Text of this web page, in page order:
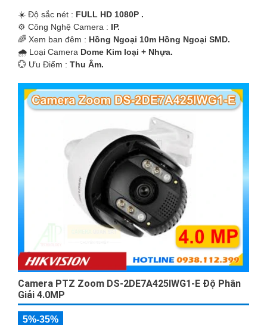
☀️ Độ sắc nét : FULL HD 1080P .
⚙ Công Nghệ Camera : IP.
🌈 Xem ban đêm : Hồng Ngoại 10m Hồng Ngoại SMD.
🌧️ Loại Camera Dome Kim loại + Nhựa.
️💮 Ưu Điểm : Thu Âm.
Camera PTZ Zoom DS-2DE7A425IWG1-E Độ Phân
Giải 4.0MP
5%-35%